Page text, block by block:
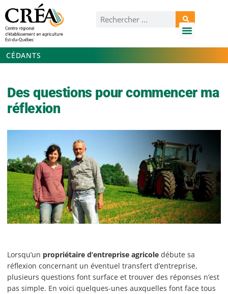
CÉDANTS
Des questions pour commencer ma
réflexion
Lorsqu’un propriétaire d’entreprise agricole débute sa
réflexion concernant un éventuel transfert d’entreprise,
plusieurs questions font surface et trouver des réponses n’est
pas simple. En voici quelques-unes auxquelles font face tous